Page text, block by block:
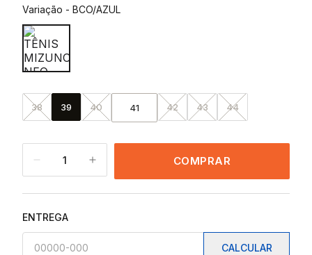
Variação - BCO/AZUL
38 39 40 41 42 43 44
1 COMPRAR
ENTREGA
CALCULAR